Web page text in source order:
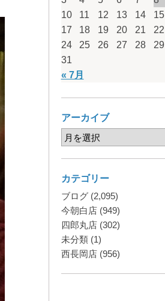
« 7月
10
11 12 13 14 15
17
18 19 20 21 22
24
25 26 27 28 29
31
アーカイブ
カテゴリー
ブログ(2,095)
今朝白店(949)
四郎丸店(302)
未分類(1)
西長岡店(956)